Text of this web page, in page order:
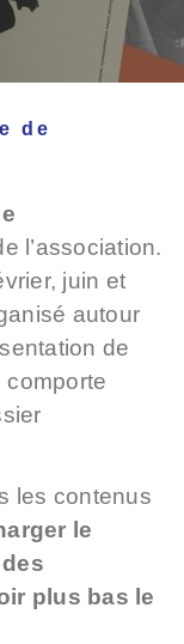
de
l’association.
juin et
autour
de
comporte
les contenus
le
plus bas le